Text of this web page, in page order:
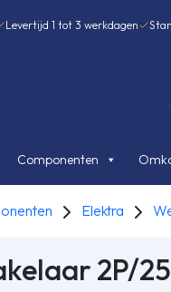
Levertijd 1 tot 3 werkdagen
Componenten
Elektra
2P/